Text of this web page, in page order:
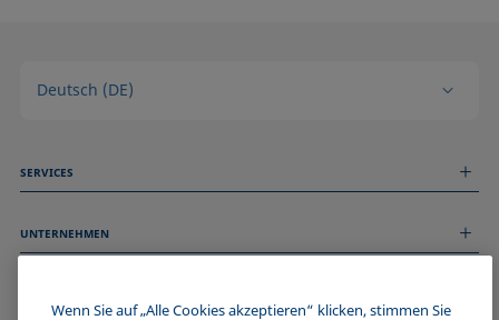
Deutsch (DE)
SERVICES
Technischer Service
UNTERNEHMEN
Stellenangebote
Wenn Sie auf „Alle Cookies akzeptieren“ klicken, stimmen Sie